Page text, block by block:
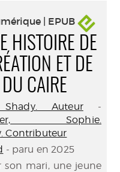
| EPUB
HISTOIRE DE
ET DE
DU CAIRE
Shady. Auteur-
Sophie.
Contributeur
- paru en 2025
mari, une jeune